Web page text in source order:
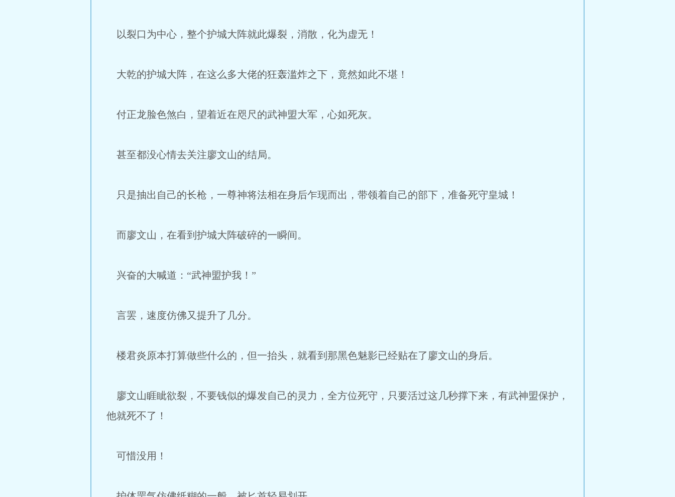
以裂口为中心，整个护城大阵就此爆裂，消散，化为虚无！
大乾的护城大阵，在这么多大佬的狂轰滥炸之下，竟然如此不堪！
付正龙脸色煞白，望着近在咫尺的武神盟大军，心如死灰。
甚至都没心情去关注廖文山的结局。
只是抽出自己的长枪，一尊神将法相在身后乍现而出，带领着自己的部下，准备死守皇城！
而廖文山，在看到护城大阵破碎的一瞬间。
兴奋的大喊道：“武神盟护我！”
言罢，速度仿佛又提升了几分。
楼君炎原本打算做些什么的，但一抬头，就看到那黑色魅影已经贴在了廖文山的身后。
廖文山睚眦欲裂，不要钱似的爆发自己的灵力，全方位死守，只要活过这几秒撑下来，有武神盟保护，
他就死不了！
可惜没用！